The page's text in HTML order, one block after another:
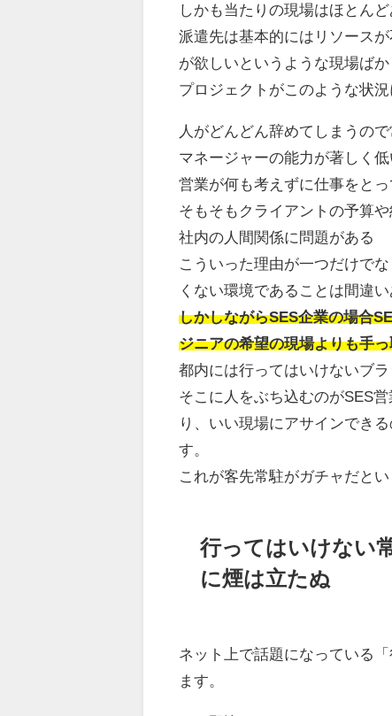
しかも当たりの現場はほとんど
派遣先は基本的にはリソース
が欲しい というような現場ばか
プロジェクトがこのような状
人がどんどん辞めてしまうの
マネージャーの能力が著しく低
営業が何も考えずに仕事をとっ
そもそもクライアントの予算
社内の人間関係に問題がある
こういった理由が一つだけで
くない環境であることは間違い
しかしながらSES企業の場合
ジニアの希望の現場よりも手
都内には行ってはいけないブ
そこに人をぶち込むのがSES
り、いい現場にアサインでき
す。
これが客先常駐がガチャだとい
行ってはいけない
に煙は立たぬ
ネット上で話題になっている
ます。